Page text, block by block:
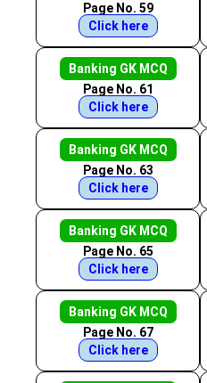
Page No. 59
Click here
Banking GK MCQ
Page No. 61
Click here
Banking GK MCQ
Page No. 63
Click here
Banking GK MCQ
Page No. 65
Click here
Banking GK MCQ
Page No. 67
Click here